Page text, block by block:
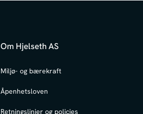
Om Hjelseth AS
Miljø- og bærekraft
Åpenhetsloven
Retningslinjer og policies